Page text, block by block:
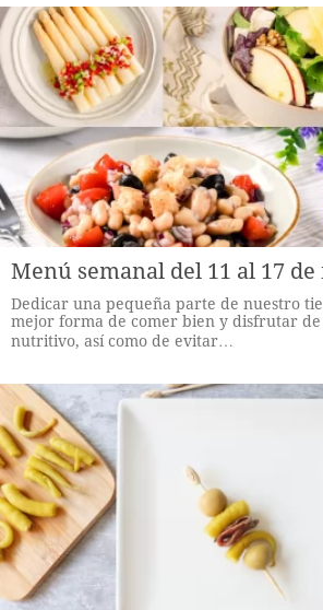
Menú semanal del 11 al 17 de
Dedicar una pequeña parte de nuestro
mejor forma de comer bien y disfrutar
nutritivo, así como de evitar…